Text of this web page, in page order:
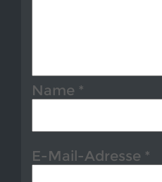
Name *
E-Mail-Adresse *